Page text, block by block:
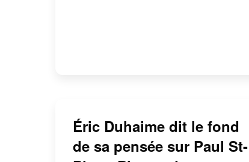
Éric Duhaime dit le fond
de sa pensée sur Paul St-